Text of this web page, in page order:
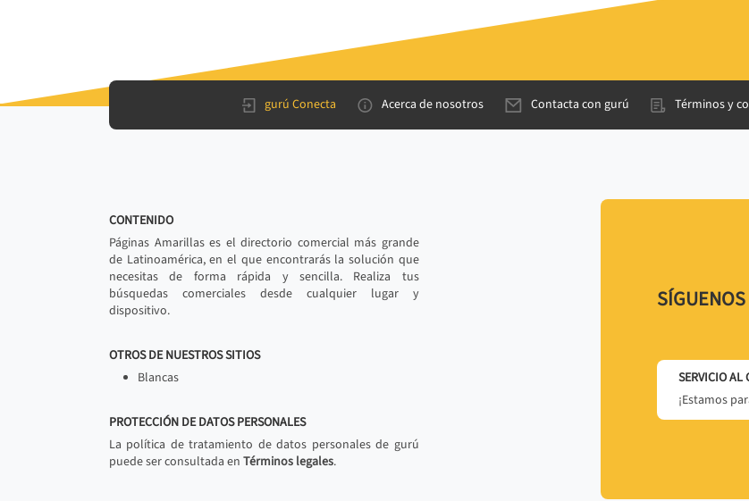
gurú Conecta Acerca de nosotros Contacta con gurú Términos y
CONTENIDO
Páginas Amarillas es el directorio comercial más grande
de Latinoamérica, en el que encontrarás la solución que
necesitas de forma rápida y sencilla. Realiza tus
búsquedas comerciales desde cualquier lugar y
dispositivo.
OTROS DE NUESTROS SITIOS
Blancas
PROTECCIÓN DE DATOS PERSONALES
La política de tratamiento de datos personales de gurú
puede ser consultada en Términos legales.
SÍGUENOS
SERVICIO AL
¡Estamos